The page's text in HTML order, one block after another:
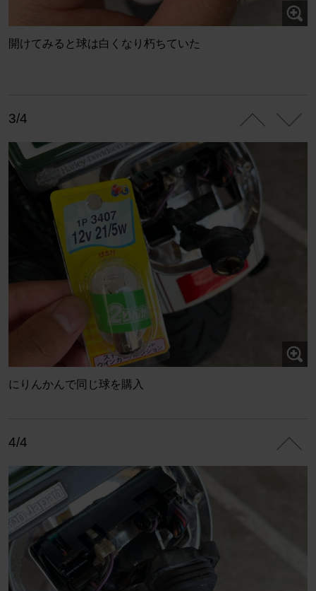
開けてみると球は白くなり朽ちていた
3/4
にりんかんで同じ球を購入
4/4